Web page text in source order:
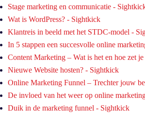
Stage marketing en communicatie -
Wat is WordPress? - Sightkick
Klantreis in beeld met het STDC-model -
In 5 stappen een succesvolle online
Content Marketing – Wat is het en hoe zet
Nieuwe Website hosten? - Sightkick
Online Marketing Funnel – Trechter jouw
De invloed van het weer op online
Duik in de marketing funnel - Sightkick